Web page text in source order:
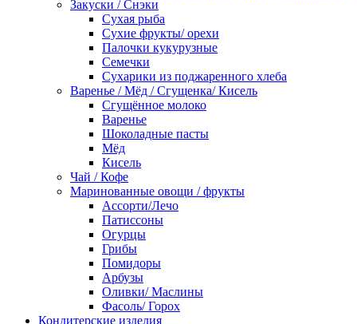
Закуски / Снэки
Сухая рыба
Сухие фрукты/ орехи
Палочки кукурузные
Семечки
Сухарики из поджаренного хлеба
Варенье / Мёд / Сгущенка/ Кисель
Сгущённое молоко
Варенье
Шоколадные пасты
Мёд
Кисель
Чай / Кофе
Маринованные овощи / фрукты
Ассорти/Лечо
Патиссоны
Огурцы
Грибы
Помидоры
Арбузы
Оливки/ Маслины
Фасоль/ Горох
Кондитерские изделия